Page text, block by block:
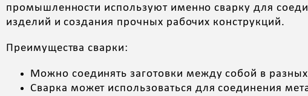
промышленности используют именно сварку для
изделий и создания прочных рабочих конструкций.
Преимущества сварки:
Можно соединять заготовки между собой в
Сварка может использоваться для соединения